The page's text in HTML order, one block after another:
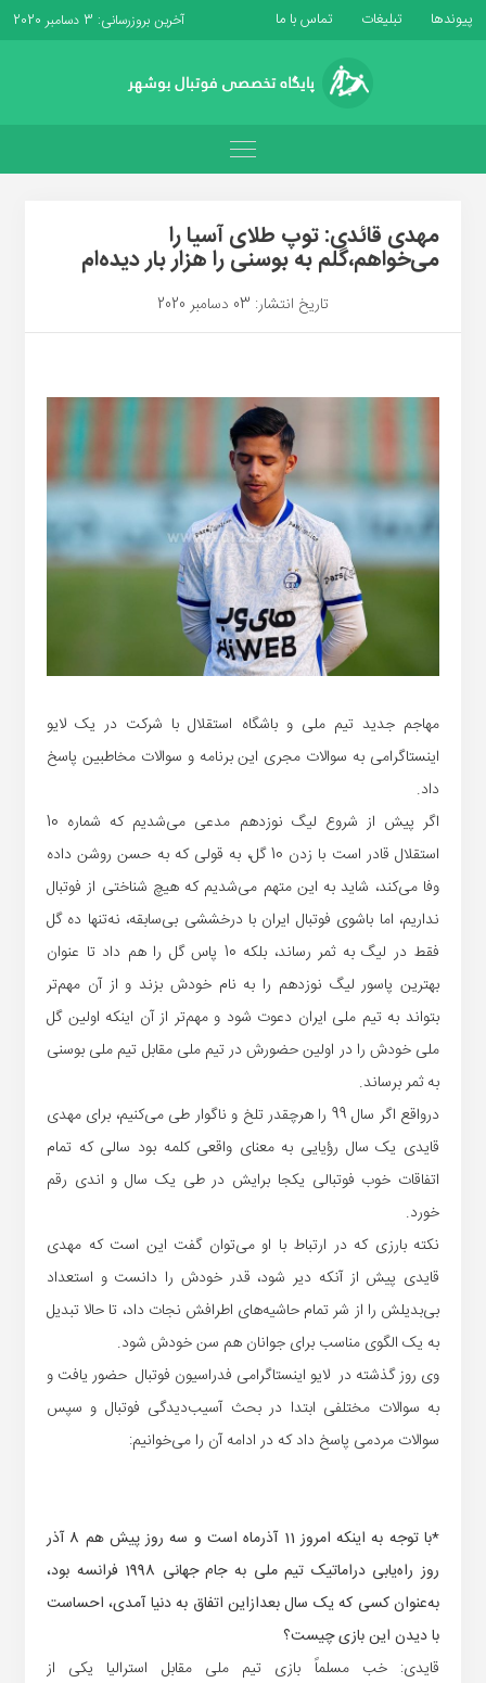
پیوندها تبلیغات تماس با ما آخرین بروزرسانی: 3 دسامبر 2020
مهدی قائدی: توپ طلای آسیا را
می‌خواهم،گلم به بوسنی را هزار بار دیده‌ام
تاریخ انتشار: 03 دسامبر 2020
مهاجم جدید تیم ملی و باشگاه استقلال با شرکت در یک لایو
اینستاگرامی به سوالات مجری این برنامه و سوالات مخاطبین پاسخ
داد.
اگر پیش از شروع لیگ نوزدهم مدعی می‌شدیم که شماره 10
استقلال قادر است با زدن 10 گل، به قولی که به حسن روشن داده
وفا می‌کند، شاید به این متهم می‌شدیم که هیچ شناختی از فوتبال
نداریم، اما باشوی فوتبال ایران با درخششی بی‌سابقه، نه‌تنها ده گل
فقط در لیگ به ثمر رساند، بلکه 10 پاس گل را هم داد تا عنوان
بهترین پاسور لیگ نوزدهم را به نام خودش بزند و از آن مهم‌تر
بتواند به تیم ملی ایران دعوت شود و مهم‌تر از آن اینکه اولین گل
ملی خودش را در اولین حضورش در تیم ملی مقابل تیم ملی بوسنی
به ثمر برساند.
درواقع اگر سال 99 را هرچقدر تلخ و ناگوار طی می‌کنیم، برای مهدی
قایدی یک سال رؤیایی به معنای واقعی کلمه بود سالی که تمام
اتفاقات خوب فوتبالی یکجا برایش در طی یک سال و اندی رقم
خورد.
نکته بارزی که در ارتباط با او می‌توان گفت این است که مهدی
قایدی پیش از آنکه دیر شود، قدر خودش را دانست و استعداد
بی‌بدیلش را از شر تمام حاشیه‌های اطرافش نجات داد، تا حالا تبدیل
به یک الگوی مناسب برای جوانان هم سن خودش شود.
وی روز گذشته در لایو اینستاگرامی فدراسیون فوتبال حضور یافت و
به سوالات مختلفی ابتدا در بحث آسیب‌دیدگی فوتبال و سپس
سوالات مردمی پاسخ داد که در ادامه آن را می‌خوانیم:
*با توجه به اینکه امروز 11 آذرماه است و سه روز پیش هم 8 آذر
روز راه‌یابی دراماتیک تیم ملی به جام جهانی 1998 فرانسه بود،
به‌عنوان کسی که یک سال بعدازاین اتفاق به دنیا آمدی، احساست
با دیدن این بازی چیست؟
قایدی: خب مسلماً بازی تیم ملی مقابل استرالیا یکی از